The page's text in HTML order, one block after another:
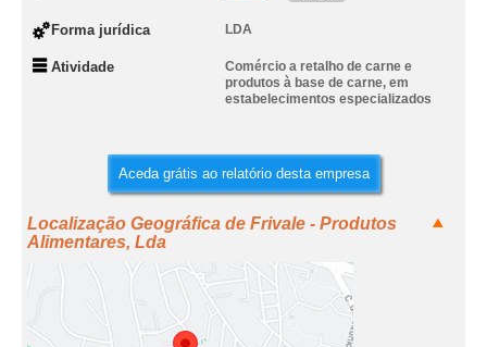
Forma jurídica LDA
Atividade
Comércio a retalho de carne e
produtos à base de carne, em
estabelecimentos especializados
Aceda grátis ao relatório desta empresa
Localização Geográfica de Frivale - Produtos
Alimentares, Lda